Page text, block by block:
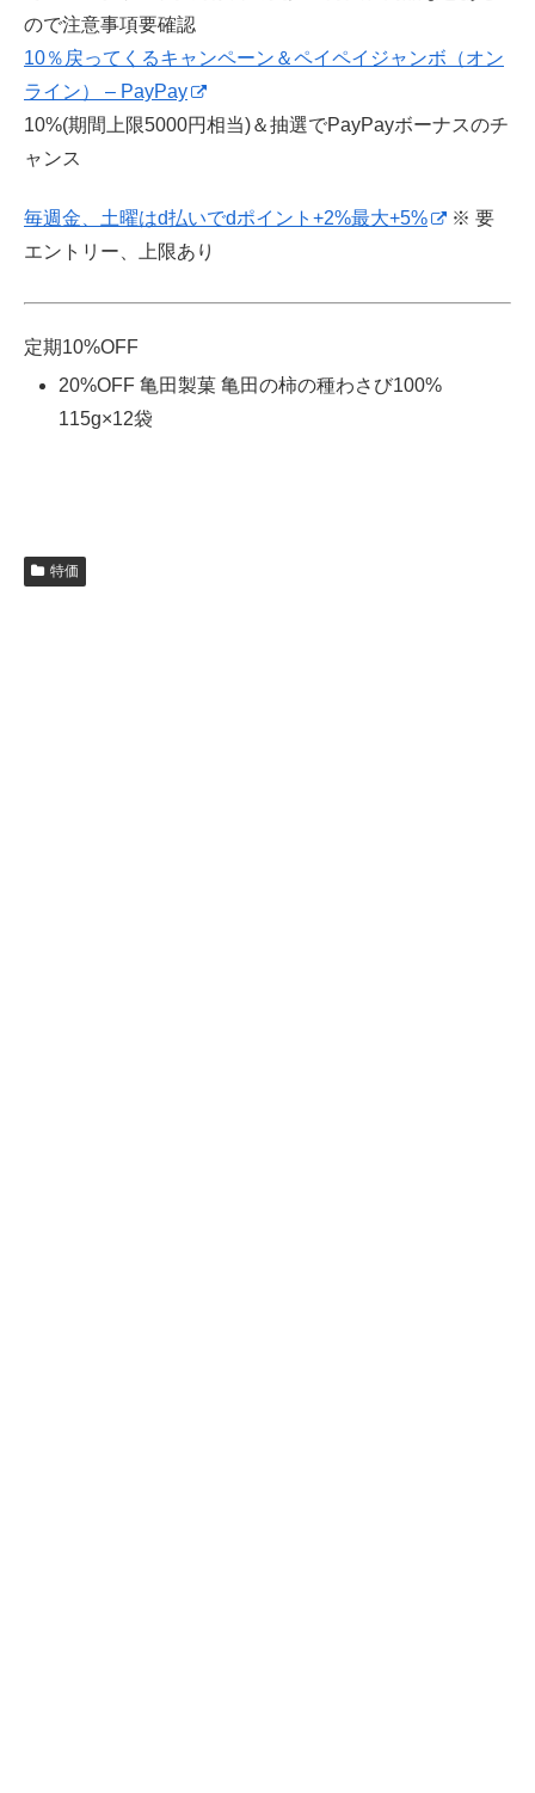
ので注意事項要確認
10％戻ってくるキャンペーン＆ペイペイジャンボ（オン
ライン） – PayPay
10%(期間上限5000円相当)＆抽選でPayPayボーナスのチ
ャンス
毎週金、土曜はd払いでdポイント+2%最大+5%
※ 要
エントリー、上限あり
定期10%OFF
20%OFF 亀田製菓 亀田の柿の種わさび100%
115g×12袋
特価